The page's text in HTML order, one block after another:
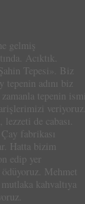
gelmiş
Acıktık.
Tepesi». Biz
adını biz
tepenin ismi
veriyoruz.
de cabası.
fabrikası
Hatta bizim
edip yer
Mehmet
kahvaltıya